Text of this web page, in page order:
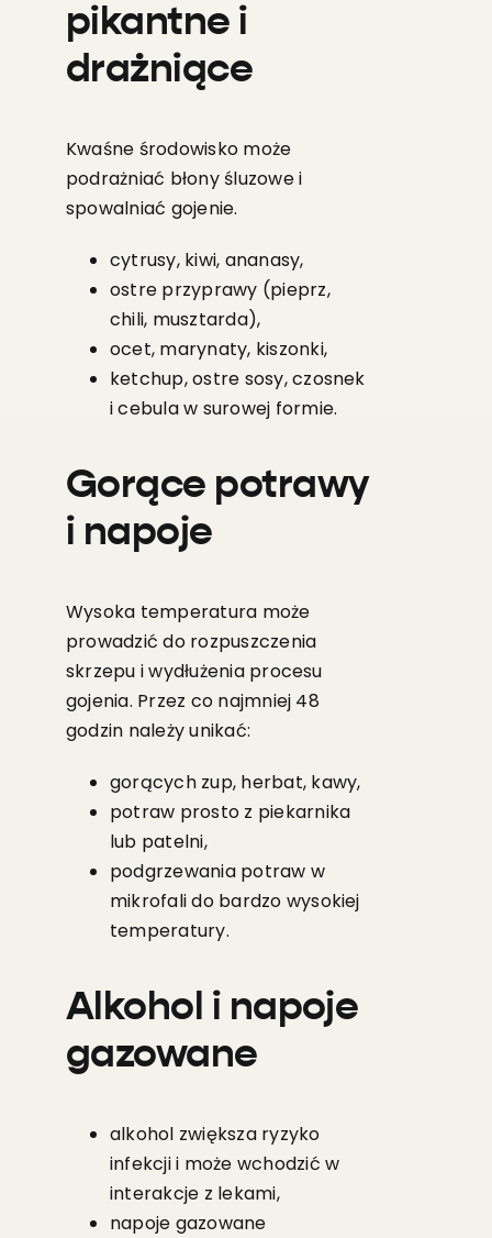
pikantne i
drażniące
Kwaśne środowisko może
podrażniać błony śluzowe i
spowalniać gojenie.
cytrusy, kiwi, ananasy,
ostre przyprawy (pieprz,
chili, musztarda),
ocet, marynaty, kiszonki,
ketchup, ostre sosy, czosnek
i cebula w surowej formie.
Gorące potrawy
i napoje
Wysoka temperatura może
prowadzić do rozpuszczenia
skrzepu i wydłużenia procesu
gojenia. Przez co najmniej 48
godzin należy unikać:
gorących zup, herbat, kawy,
potraw prosto z piekarnika
lub patelni,
podgrzewania potraw w
mikrofali do bardzo wysokiej
temperatury.
Alkohol i napoje
gazowane
alkohol zwiększa ryzyko
infekcji i może wchodzić w
interakcje z lekami,
napoje gazowane